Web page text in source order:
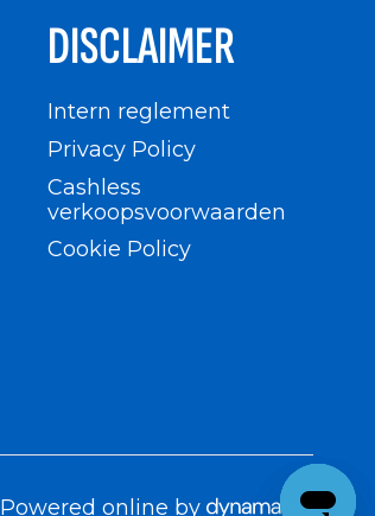
DISCLAIMER
Intern reglement
Privacy Policy
Cashless
verkoopsvoorwaarden
Cookie Policy
Powered online by